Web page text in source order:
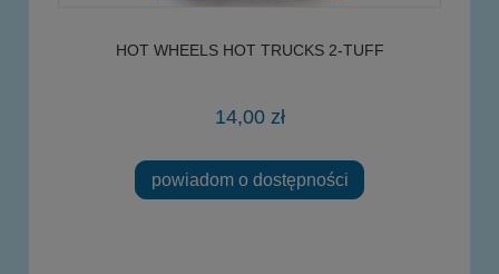
HOT WHEELS HOT TRUCKS 2-TUFF
14,00 zł
powiadom o dostępności